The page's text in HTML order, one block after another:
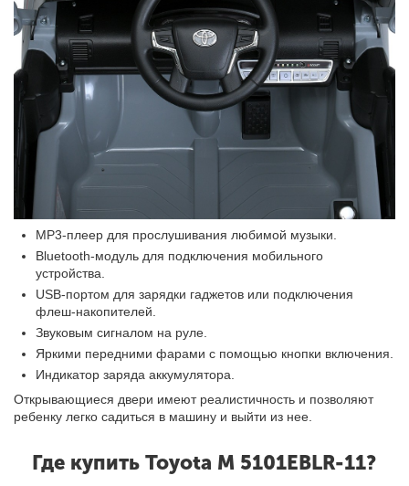
MP3-плеер для прослушивания любимой музыки.
Bluetooth-модуль для подключения мобильного
устройства.
USB-портом для зарядки гаджетов или подключения
флеш-накопителей.
Звуковым сигналом на руле.
Яркими передними фарами с помощью кнопки включения.
Индикатор заряда аккумулятора.
Открывающиеся двери имеют реалистичность и позволяют
ребенку легко садиться в машину и выйти из нее.
Где купить Toyota M 5101EBLR-11?